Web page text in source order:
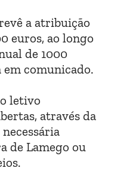
a atribuição
euros, ao longo
de 1000
em comunicado.
letivo
através da
de Lamego ou